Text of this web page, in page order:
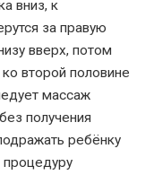
вниз, к
за правую
вверх, потом
второй половине
массаж
получения
ребёнку